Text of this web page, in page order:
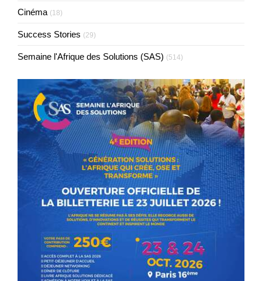
Cinéma (18)
Success Stories (29)
Semaine l'Afrique des Solutions (SAS) (514)